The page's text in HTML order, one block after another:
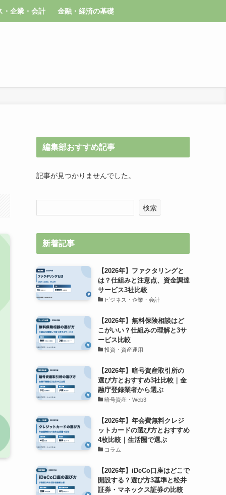
・企業・会計 金融・経済の基礎
編集部おすすめ記事
記事が見つかりませんでした。
検索
新着記事
【2026年】ファクタリングと
は？仕組みと注意点、資金調達
サービス3社比較
ビジネス・企業・会計
【2026年】無料保険相談はど
こがいい？仕組みの理解と3サ
ービス比較
投資・資産運用
【2026年】暗号資産取引所の
選び方とおすすめ3社比較｜金
融庁登録業者から選ぶ
暗号資産・Web3
【2026年】年会費無料クレジ
ットカードの選び方とおすすめ
4枚比較｜生活圏で選ぶ
コラム
【2026年】iDeCo口座はどこで
開設する？選び方3基準と松井
証券・マネックス証券の比較